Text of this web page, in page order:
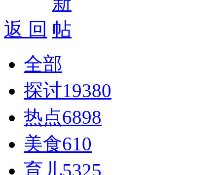
返 回
全部
探讨19380
热点6898
美食610
育儿5325